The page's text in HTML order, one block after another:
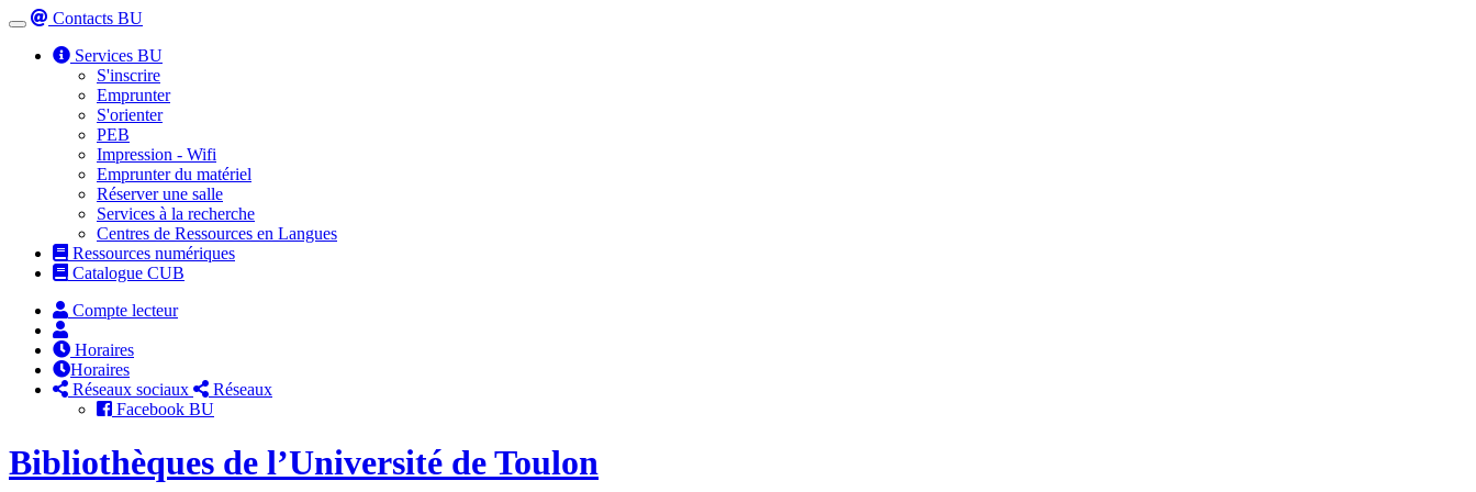
Toggle
navigation
Contacts BU
Services BU
S'inscrire
Emprunter
S'orienter
PEB
Impression - Wifi
Emprunter du matériel
Réserver une salle
Services à la recherche
Centres de Ressources en Langues
Ressources numériques
Catalogue CUB
Compte lecteur
Horaires
Horaires
Réseaux sociaux
Réseaux
Facebook BU
Bibliothèques de l’Université de Toulon